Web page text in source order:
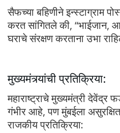
सैफच्या बहिणीने इन्स्टाग्राम
करत सांगितले की, “भाईजान,
घराचे संरक्षण करताना उभा
मुख्यमंत्र्यांची प्रतिक्रिया:
महाराष्ट्राचे मुख्यमंत्री देवेंद्र
गंभीर आहे, पण मुंबईला
राजकीय प्रतिक्रिया: